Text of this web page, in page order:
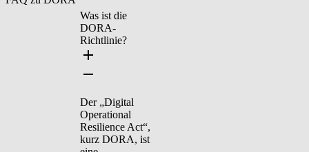
Was ist die
DORA-
Richtlinie?
Der „Digital
Operational
Resilience Act“,
kurz DORA, ist